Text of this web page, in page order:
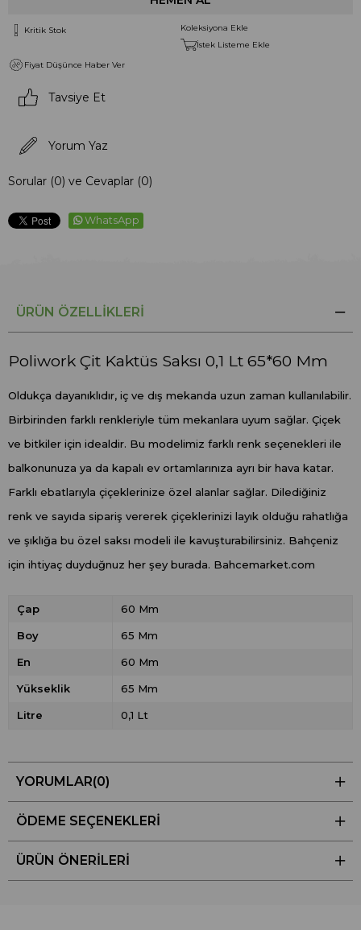
Kritik Stok
Koleksiyona Ekle
İstek Listeme Ekle
Fiyat Düşünce Haber Ver
Tavsiye Et
Yorum Yaz
Sorular (0) ve Cevaplar (0)
WhatsApp
ÜRÜN ÖZELLIKLERI
Poliwork Çit Kaktüs Saksı 0,1 Lt 65*60 Mm
Oldukça dayanıklıdır, iç ve dış mekanda uzun zaman kullanılabilir.
Birbirinden farklı renkleriyle tüm mekanlara uyum sağlar. Çiçek
ve bitkiler için idealdir. Bu modelimiz farklı renk seçenekleri ile
balkonunuza ya da kapalı ev ortamlarınıza ayrı bir hava katar.
Farklı ebatlarıyla çiçeklerinize özel alanlar sağlar. Dilediğiniz
renk ve sayıda sipariş vererek çiçeklerinizi layık olduğu rahatlığa
ve şıklığa bu özel saksı modeli ile kavuşturabilirsiniz. Bahçeniz
için ihtiyaç duyduğnuz her şey burada. Bahcemarket.com
Çap 60 Mm
Boy 65 Mm
En 60 Mm
Yükseklik 65 Mm
Litre 0,1 Lt
YORUMLAR(0)
ÖDEME SEÇENEKLERI
ÜRÜN ÖNERILERI